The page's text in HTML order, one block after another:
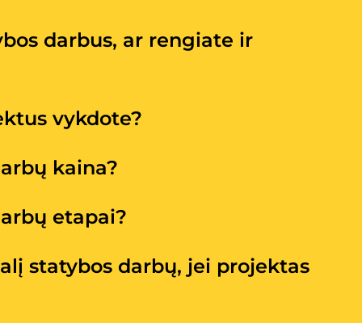
darbus, ar rengiate ir
vykdote?
kaina?
etapai?
statybos darbų, jei projektas